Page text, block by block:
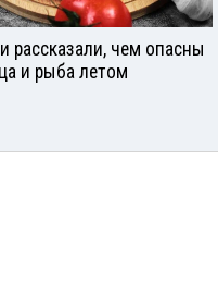
рассказали, чем опасны
и рыба летом